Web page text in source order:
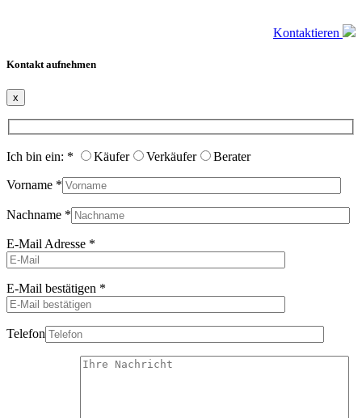
Kontaktieren
Kontakt aufnehmen
x
Ich bin ein: * Käufer Verkäufer Berater
Vorname *
Nachname *
E-Mail Adresse *
E-Mail bestätigen *
Telefon